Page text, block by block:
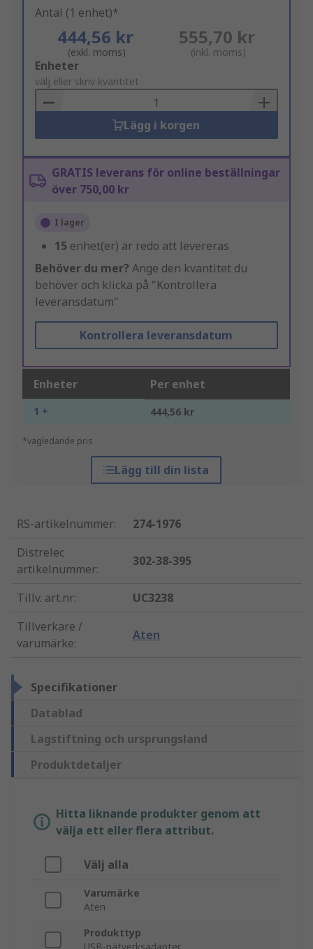
Antal (1 enhet)*
444,56 kr
(exkl. moms)
555,70 kr
(inkl. moms)
Add
to
Basket
Enheter
välj eller skriv kvantitet
Lägg i korgen
GRATIS leverans för online beställningar
över 750,00 kr
I lager
15 enhet(er) är redo att levereras
Behöver du mer? Ange den kvantitet du
behöver och klicka på "Kontrollera
leveransdatum"
Kontrollera leveransdatum
Enheter Per enhet
1 + 444,56 kr
*vägledande pris
Lägg till din lista
RS-artikelnummer:
274-1976
Distrelec
artikelnummer:
302-38-395
Tillv. art.nr:
UC3238
Tillverkare /
varumärke:
Aten
Specifikationer
Datablad
Lagstiftning och ursprungsland
Produktdetaljer
Hitta liknande produkter genom att
välja ett eller flera attribut.
Välj alla
Varumärke
Aten
Produkttyp